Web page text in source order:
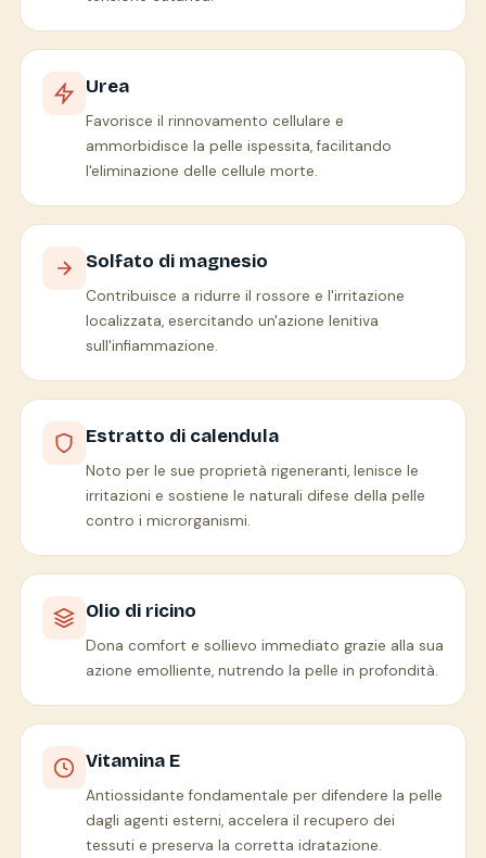
Urea
Favorisce il rinnovamento cellulare e
ammorbidisce la pelle ispessita, facilitando
l'eliminazione delle cellule morte.
Solfato di magnesio
Contribuisce a ridurre il rossore e l'irritazione
localizzata, esercitando un'azione lenitiva
sull'infiammazione.
Estratto di calendula
Noto per le sue proprietà rigeneranti, lenisce le
irritazioni e sostiene le naturali difese della pelle
contro i microrganismi.
Olio di ricino
Dona comfort e sollievo immediato grazie alla sua
azione emolliente, nutrendo la pelle in profondità.
Vitamina E
Antiossidante fondamentale per difendere la pelle
dagli agenti esterni, accelera il recupero dei
tessuti e preserva la corretta idratazione.